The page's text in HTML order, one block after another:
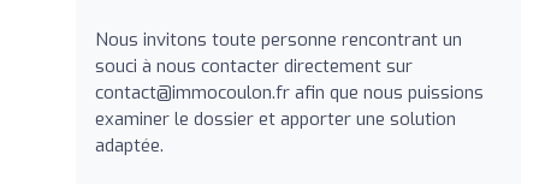
Nous invitons toute personne rencontrant un
souci à nous contacter directement sur
contact@immocoulon.fr afin que nous puissions
examiner le dossier et apporter une solution
adaptée.